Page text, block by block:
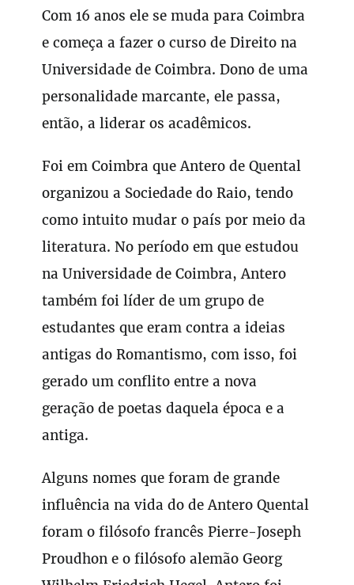
Com 16 anos ele se muda para Coimbra
e começa a fazer o curso de Direito na
Universidade de Coimbra. Dono de uma
personalidade marcante, ele passa,
então, a liderar os acadêmicos.
Foi em Coimbra que Antero de Quental
organizou a Sociedade do Raio, tendo
como intuito mudar o país por meio da
literatura. No período em que estudou
na Universidade de Coimbra, Antero
também foi líder de um grupo de
estudantes que eram contra a ideias
antigas do Romantismo, com isso, foi
gerado um conflito entre a nova
geração de poetas daquela época e a
antiga.
Alguns nomes que foram de grande
influência na vida do de Antero Quental
foram o filósofo francês Pierre-Joseph
Proudhon e o filósofo alemão Georg